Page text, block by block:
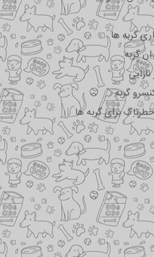
گربه ها
گربه
گربه
برای گربه ها